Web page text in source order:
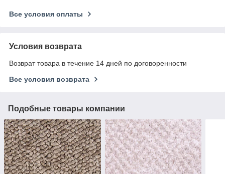
Все условия оплаты
Условия возврата
Возврат товара в течение 14 дней по договоренности
Все условия возврата
Подобные товары компании